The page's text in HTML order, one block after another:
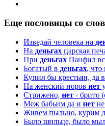
Еще пословицы со
Изведай человека на
На деньгах царская
При деньгах Панфил
Богатый в деньгах,
Купил бы крестьян, да в
На женский норов нет
Стрижено, нет - брито
Меж бабьим да и нет
Живем пыльно, курим
Было шильце, было